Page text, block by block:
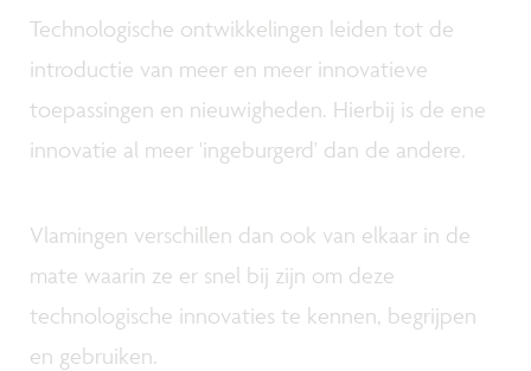
Technologische ontwikkelingen leiden tot de
introductie van meer en meer innovatieve
toepassingen en nieuwigheden. Hierbij is de ene
innovatie al meer 'ingeburgerd' dan de andere.
Vlamingen verschillen dan ook van elkaar in de
mate waarin ze er snel bij zijn om deze
technologische innovaties te kennen, begrijpen
en gebruiken.